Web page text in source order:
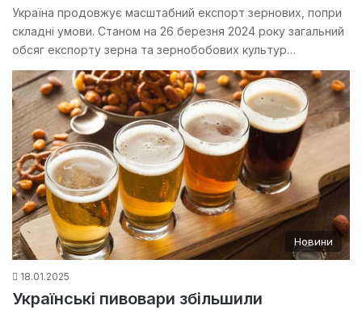
Україна продовжує масштабний експорт зернових, попри
складні умови. Станом на 26 березня 2024 року загальний
обсяг експорту зерна та зернобобових культур…
Новини
18.01.2025
Українські пивовари збільшили